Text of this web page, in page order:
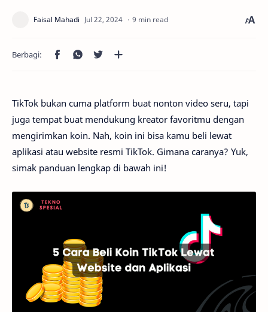
9 min read
TikTok bukan cuma platform buat nonton video seru, tapi
juga tempat buat mendukung kreator favoritmu dengan
mengirimkan koin. Nah, koin ini bisa kamu beli lewat
aplikasi atau website resmi TikTok. Gimana caranya? Yuk,
simak panduan lengkap di bawah ini!